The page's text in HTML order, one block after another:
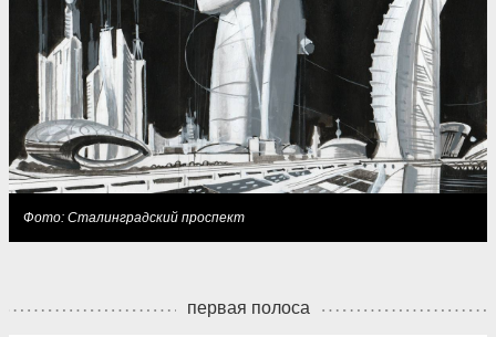
Фото: Сталинградский проспект
первая полоса